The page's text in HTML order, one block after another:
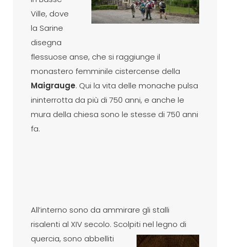
Ville, dove
la Sarine
disegna
flessuose anse, che si raggiunge il
monastero femminile cistercense della
Maigrauge. Qui la vita delle monache pulsa
ininterrotta da più di 750 anni, e anche le
mura della chiesa sono le stesse di 750 anni
fa.
All’interno sono da ammirare gli stalli
risalenti al XIV secolo. Scolpiti nel legno di
quercia, sono abbelliti